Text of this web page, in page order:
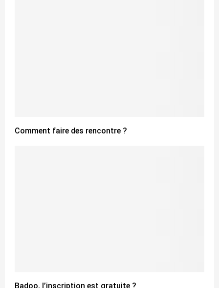
Comment faire des rencontre ?
Badoo, l’inscription est gratuite ?